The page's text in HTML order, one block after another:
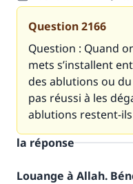
Question2166
Question : Quand
mets s’installent
des ablutions ou
pas réussi à les
ablutions restent-ils
la réponse
Louange à Allah.